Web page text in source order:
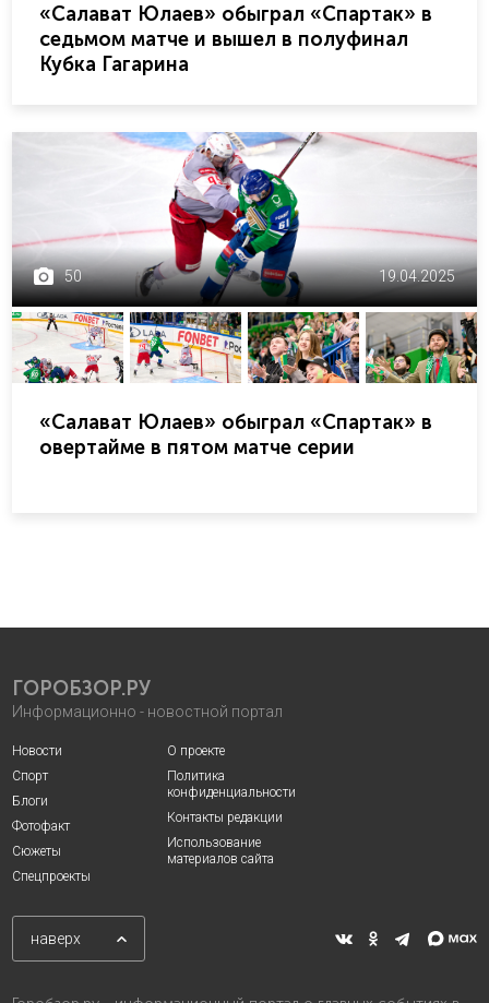
«Салават Юлаев» обыграл «Спартак» в
седьмом матче и вышел в полуфинал
Кубка Гагарина
50 19.04.2025
«Салават Юлаев» обыграл «Спартак» в
овертайме в пятом матче серии
ГОРОБЗОР.РУ
Информационно - новостной портал
Новости
Спорт
Блоги
Фотофакт
Сюжеты
Спецпроекты
О проекте
Политика
конфиденциальности
Контакты редакции
Использование
материалов сайта
наверх